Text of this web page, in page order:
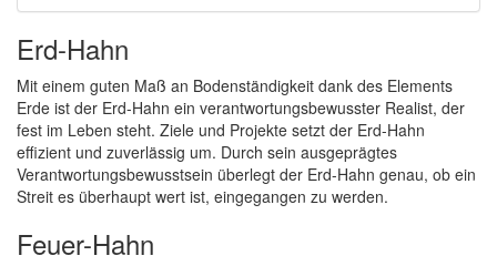
Erd-Hahn
Mit einem guten Maß an Bodenständigkeit dank des Elements
Erde ist der Erd-Hahn ein verantwortungsbewusster Realist, der
fest im Leben steht. Ziele und Projekte setzt der Erd-Hahn
effizient und zuverlässig um. Durch sein ausgeprägtes
Verantwortungsbewusstsein überlegt der Erd-Hahn genau, ob ein
Streit es überhaupt wert ist, eingegangen zu werden.
Feuer-Hahn